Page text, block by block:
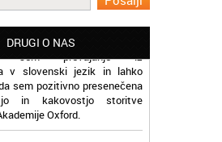
DRUGI O NAS
sem prevajanje iz
sem pozitivno presenečena
in kakovostjo storitve
Oxford.